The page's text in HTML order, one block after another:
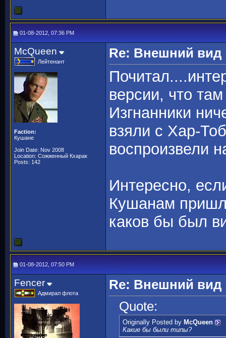
01-08-2012, 07:36 PM
McQueen
Лейтенант
Faction:
Кушане
Join Date: Nov 2008
Location: Сожженный Кхарак
Posts: 142
Re: Внешний вид
версии, что
Изгнанники
взяли с Хар-
воспроизвели
Интересно,
Кушанам
каков бы был
01-08-2012, 07:50 PM
Fencer
Адмирал флота
Re: Внешний вид
Quote:
Originally Posted by McQueen
Какие бы были типы?